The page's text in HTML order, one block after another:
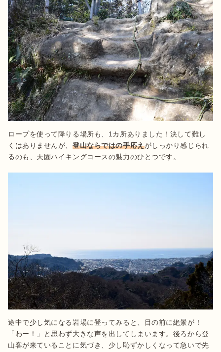
ロープを使って降りる場所も、1カ所ありました！決して難し
くはありませんが、登山ならではの手応えがしっかり感じられ
るのも、天園ハイキングコースの魅力のひとつです。
途中で少し気になる岩場に登ってみると、目の前に絶景が！
「わー！」と思わず大きな声を出してしまいます。後ろから登
山客が来ていることに気づき、少し恥ずかしくなって急いで先